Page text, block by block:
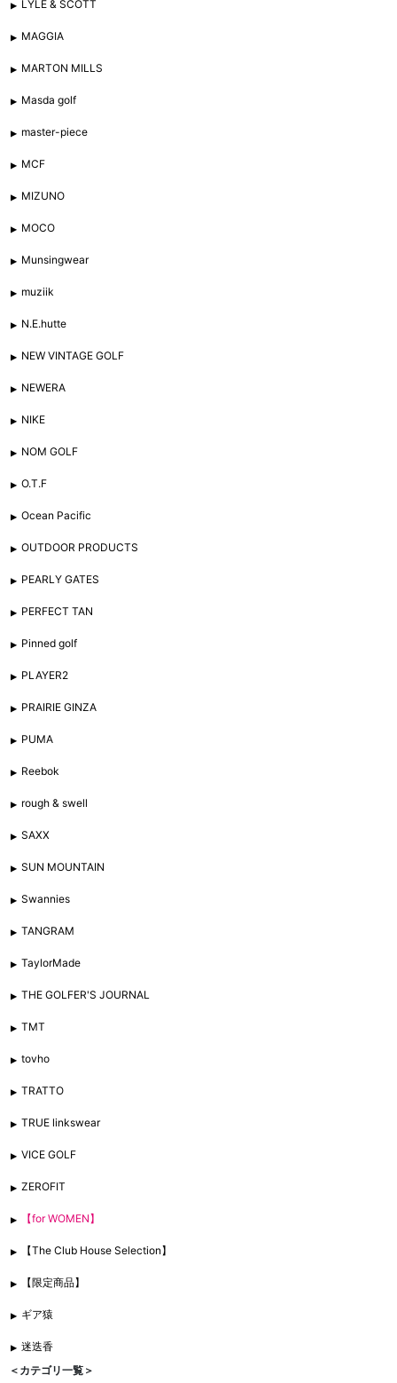
LYLE & SCOTT
MAGGIA
MARTON MILLS
Masda golf
master-piece
MCF
MIZUNO
MOCO
Munsingwear
muziik
N.E.hutte
NEW VINTAGE GOLF
NEWERA
NIKE
NOM GOLF
O.T.F
Ocean Pacific
OUTDOOR PRODUCTS
PEARLY GATES
PERFECT TAN
Pinned golf
PLAYER2
PRAIRIE GINZA
PUMA
Reebok
rough & swell
SAXX
SUN MOUNTAIN
Swannies
TANGRAM
TaylorMade
THE GOLFER'S JOURNAL
TMT
tovho
TRATTO
TRUE linkswear
VICE GOLF
ZEROFIT
【for WOMEN】
【The Club House Selection】
【限定商品】
ギア猿
迷迭香
＜カテゴリ一覧＞